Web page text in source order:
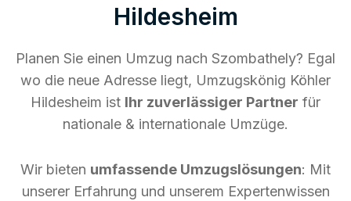
Hildesheim
Planen Sie einen Umzug nach Szombathely? Egal
wo die neue Adresse liegt, Umzugskönig Köhler
Hildesheim ist Ihr zuverlässiger Partner für
nationale & internationale Umzüge.
Wir bieten umfassende Umzugslösungen: Mit
unserer Erfahrung und unserem Expertenwissen